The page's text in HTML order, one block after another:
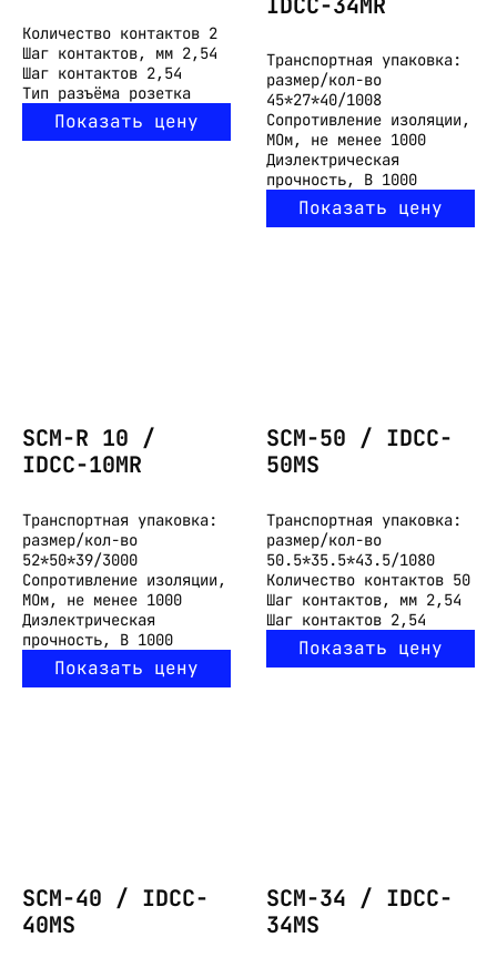
Количество контактов 2
Шаг контактов, мм 2,54
Шаг контактов 2,54
Тип разъёма розетка
Показать цену
Транспортная упаковка:
размер/кол-во
45*27*40/1008
Сопротивление изоляции,
МОм, не менее 1000
Диэлектрическая
прочность, В 1000
Показать цену
SCM-R 10 /
IDCC-10MR
Транспортная упаковка:
размер/кол-во
52*50*39/3000
Сопротивление изоляции,
МОм, не менее 1000
Диэлектрическая
прочность, В 1000
Показать цену
SCM-50 / IDCC-
50MS
Транспортная упаковка:
размер/кол-во
50.5*35.5*43.5/1080
Количество контактов 50
Шаг контактов, мм 2,54
Шаг контактов 2,54
Показать цену
SCM-40 / IDCC-
40MS
SCM-34 / IDCC-
34MS